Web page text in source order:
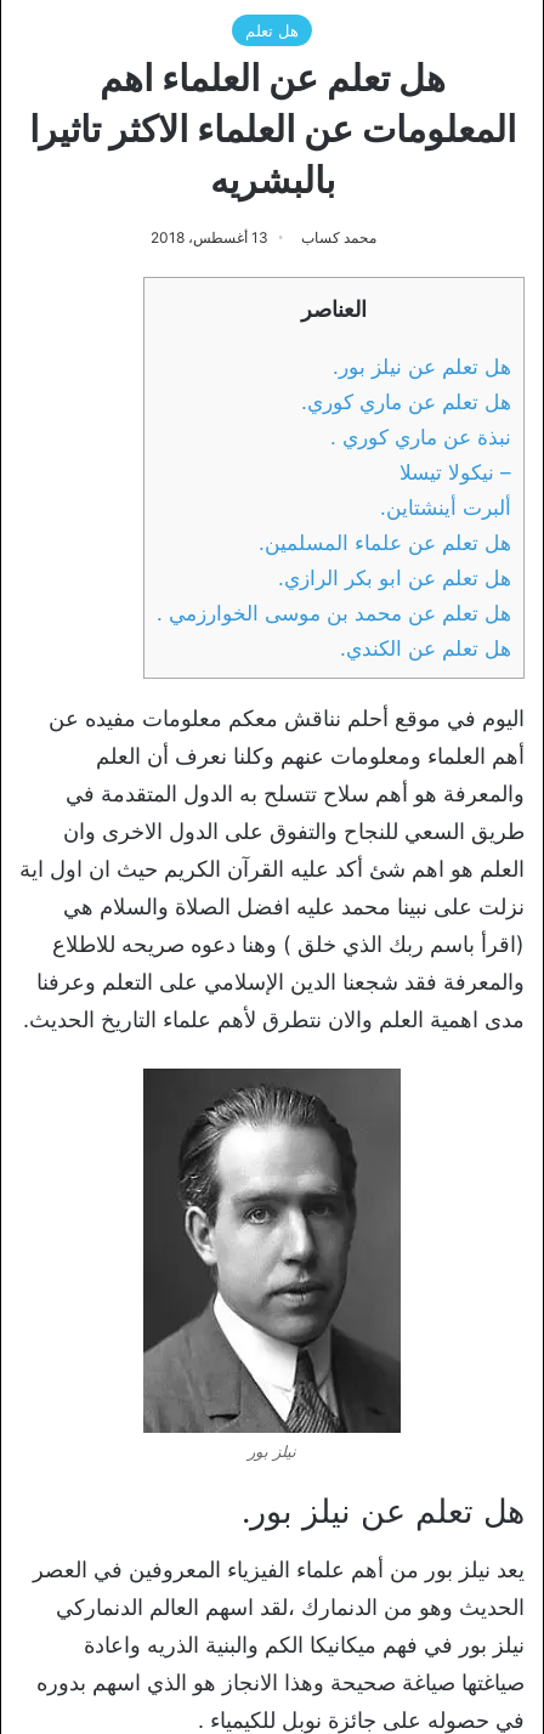
هل تعلم
هل تعلم عن العلماء اهم
المعلومات عن العلماء الاكثر تاثيرا
بالبشريه
محمد كساب 13 أغسطس، 2018
العناصر
هل تعلم عن نيلز بور.
هل تعلم عن ماري كوري.
نبذة عن ماري كوري .
– نيكولا تيسلا
ألبرت أينشتاين.
هل تعلم عن علماء المسلمين.
هل تعلم عن ابو بكر الرازي.
هل تعلم عن محمد بن موسى الخوارزمي .
هل تعلم عن الكندي.
اليوم في موقع أحلم نناقش معكم معلومات مفيده عن
أهم العلماء ومعلومات عنهم وكلنا نعرف أن العلم
والمعرفة هو أهم سلاح تتسلح به الدول المتقدمة في
طريق السعي للنجاح والتفوق على الدول الاخرى وان
العلم هو اهم شئ أكد عليه القرآن الكريم حيث ان اول اية
نزلت على نبينا محمد عليه افضل الصلاة والسلام هي
(اقرأ باسم ربك الذي خلق ) وهنا دعوه صريحه للاطلاع
والمعرفة فقد شجعنا الدين الإسلامي على التعلم وعرفنا
مدى اهمية العلم والان نتطرق لأهم علماء التاريخ الحديث.
نيلز بور
هل تعلم عن نيلز بور.
يعد نيلز بور من أهم علماء الفيزياء المعروفين في العصر
الحديث وهو من الدنمارك ،لقد اسهم العالم الدنماركي
نيلز بور في فهم ميكانيكا الكم والبنية الذريه واعادة
صياغتها صياغة صحيحة وهذا الانجاز هو الذي اسهم بدوره
في حصوله على جائزة نوبل للكيمياء .